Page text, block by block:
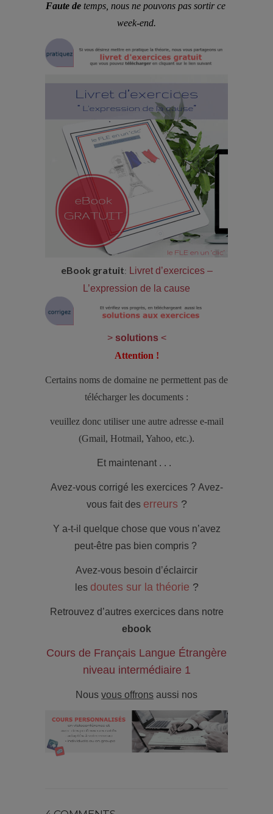
Faute de temps, nous ne pouvons pas sortir ce
week-end.
eBook gratuit:
Livret d’exercices –
L’expression de la cause
> solutions <
Attention !
Certains noms de domaine ne permettent pas de
télécharger les documents :
veuillez donc utiliser une autre adresse e-mail
(Gmail, Hotmail, Yahoo, etc.).
Et maintenant . . .
Avez-vous corrigé les exercices ? Avez-
vous fait des erreurs ?
Y a-t-il quelque chose que vous n’avez
peut-être pas bien compris ?
Avez-vous besoin d’éclaircir
les doutes sur la théorie ?
Retrouvez d’autres exercices dans notre
ebook
Cours de Français Langue Étrangère
niveau intermédiaire 1
Nous vous offrons aussi nos